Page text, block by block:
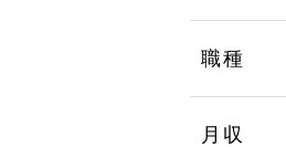
職種
月収